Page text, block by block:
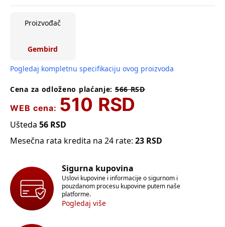
Proizvođač
Gembird
Pogledaj kompletnu specifikaciju ovog proizvoda
Cena za odloženo plaćanje: 566RSD
WEB cena: 510 RSD
Ušteda 56 RSD
Mesečna rata kredita na 24 rate: 23 RSD
Sigurna kupovina
Uslovi kupovine i informacije o sigurnom i
pouzdanom procesu kupovine putem naše
platforme.
Pogledaj više